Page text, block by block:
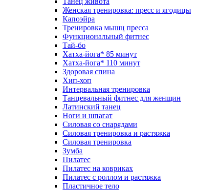
Женская тренировка: пресс и ягодицы
Капоэйра
Тренировка мышц пресса
Функциональный фитнес
Тай-бо
Хатха-йога* 85 минут
Хатха-йога* 110 минут
Здоровая спина
Хип-хоп
Интервальная тренировка
Танцевальный фитнес для женщин
Латинский танец
Ноги и шпагат
Силовая со снарядами
Силовая тренировка и растяжка
Силовая тренировка
Зумба
Пилатес
Пилатес на ковриках
Пилатес с роллом и растяжка
Пластичное тело